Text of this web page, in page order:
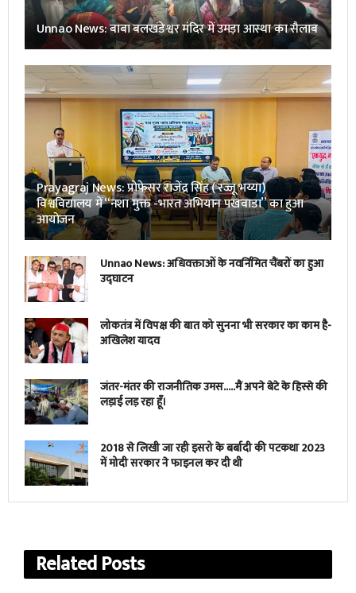
Unnao News: बाबा बलखंडेश्वर मंदिर में उमड़ा आस्था का सैलाब
Prayagraj News: प्रोफेसर राजेंद्र सिंह ( रज्जू भय्या)
विश्वविद्यालय में “नशा मुक्त -भारत अभियान पखवाडा” का हुआ
आयोजन
Unnao News: अधिवक्ताओं के नवर्निमित चैंबरों का हुआ
उद्घाटन
लोकतंत्र में विपक्ष की बात को सुनना भी सरकार का काम है-
अखिलेश यादव
जंतर-मंतर की राजनीतिक उमस…..मैं अपने बेटे के हिस्से की
लड़ाई लड़ रहा हूँ।
2018 से लिखी जा रही इसरो के बर्बादी की पटकथा 2023
में मोदी सरकार ने फाइनल कर दी थी
RelatedPosts